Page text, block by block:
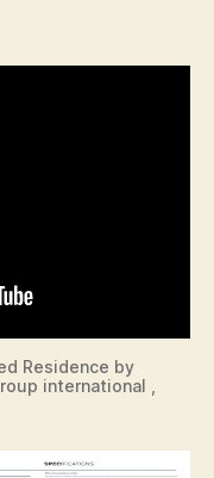
Residence by
international ,